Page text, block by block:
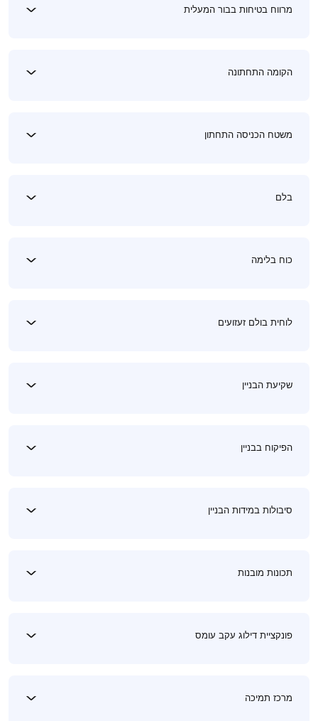
מרווח בטיחות בבור המעלית
הקומה התחתונה
משטח הכניסה התחתון
בלם
כוח בלימה
לוחית בולם זעזועים
שקיעת הבניין
הפיקוח בבניין
סיבולות במידות הבניין
תכונות מובנות
פונקציית דילוג עקב עומס
מרכז תמיכה